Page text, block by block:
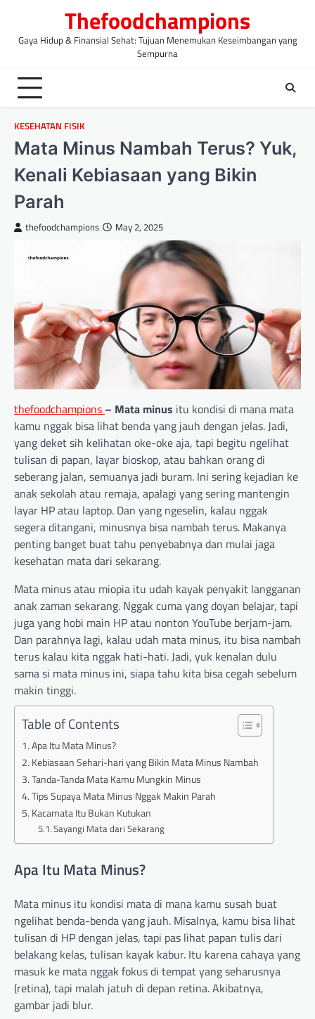
content
Thefoodchampions
Gaya Hidup & Finansial Sehat: Tujuan Menemukan Keseimbangan yang
Sempurna
KESEHATAN FISIK
Mata Minus Nambah Terus? Yuk,
Kenali Kebiasaan yang Bikin
Parah
thefoodchampions May 2, 2025
thefoodchampions – Mata minus itu kondisi di mana mata
kamu nggak bisa lihat benda yang jauh dengan jelas. Jadi,
yang deket sih kelihatan oke-oke aja, tapi begitu ngelihat
tulisan di papan, layar bioskop, atau bahkan orang di
seberang jalan, semuanya jadi buram. Ini sering kejadian ke
anak sekolah atau remaja, apalagi yang sering mantengin
layar HP atau laptop. Dan yang ngeselin, kalau nggak
segera ditangani, minusnya bisa nambah terus. Makanya
penting banget buat tahu penyebabnya dan mulai jaga
kesehatan mata dari sekarang.
Mata minus atau miopia itu udah kayak penyakit langganan
anak zaman sekarang. Nggak cuma yang doyan belajar, tapi
juga yang hobi main HP atau nonton YouTube berjam-jam.
Dan parahnya lagi, kalau udah mata minus, itu bisa nambah
terus kalau kita nggak hati-hati. Jadi, yuk kenalan dulu
sama si mata minus ini, siapa tahu kita bisa cegah sebelum
makin tinggi.
Table of Contents
Apa Itu Mata Minus?
Kebiasaan Sehari-hari yang Bikin Mata Minus Nambah
Tanda-Tanda Mata Kamu Mungkin Minus
Tips Supaya Mata Minus Nggak Makin Parah
Kacamata Itu Bukan Kutukan
Sayangi Mata dari Sekarang
Apa Itu Mata Minus?
Mata minus itu kondisi mata di mana kamu susah buat
ngelihat benda-benda yang jauh. Misalnya, kamu bisa lihat
tulisan di HP dengan jelas, tapi pas lihat papan tulis dari
belakang kelas, tulisan kayak kabur. Itu karena cahaya yang
masuk ke mata nggak fokus di tempat yang seharusnya
(retina), tapi malah jatuh di depan retina. Akibatnya,
gambar jadi blur.